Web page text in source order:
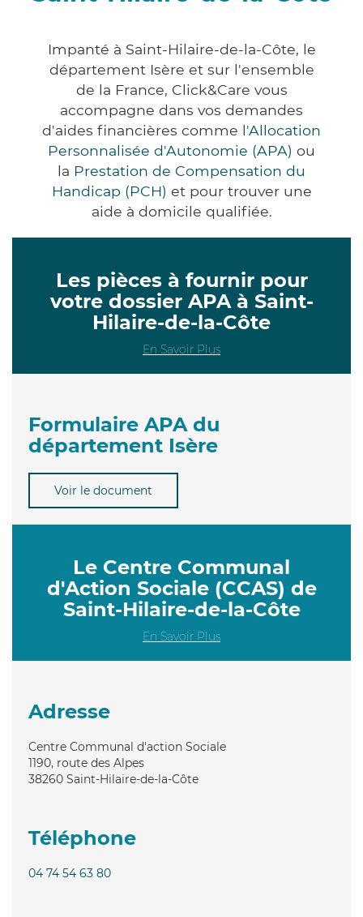
Impanté à Saint-Hilaire-de-la-Côte, le
département Isère et sur l'ensemble
de la France, Click&Care vous
accompagne dans vos demandes
d'aides financières comme l'Allocation
Personnalisée d'Autonomie (APA) ou
la Prestation de Compensation du
Handicap (PCH) et pour trouver une
aide à domicile qualifiée.
Les pièces à fournir pour
votre dossier APA à Saint-
Hilaire-de-la-Côte
En Savoir Plus
Formulaire APA du
département Isère
Voir le document
Le Centre Communal
d'Action Sociale (CCAS) de
Saint-Hilaire-de-la-Côte
En Savoir Plus
Adresse
Centre Communal d'action Sociale
1190, route des Alpes
38260 Saint-Hilaire-de-la-Côte
Téléphone
04 74 54 63 80